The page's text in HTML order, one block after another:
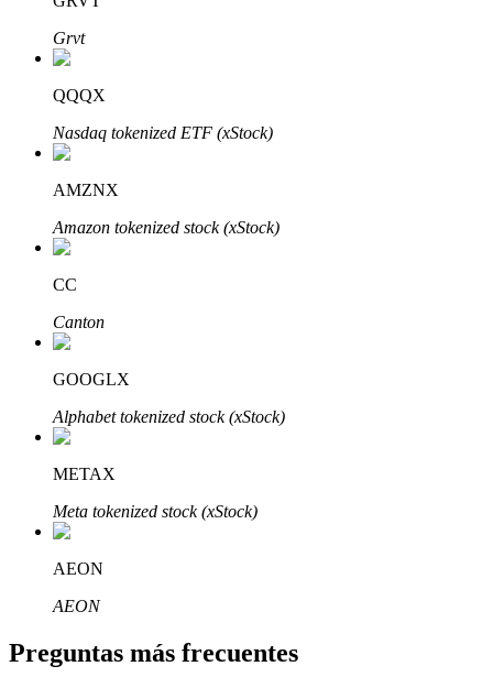
Aprender Staking
Afiliados de Bitrue
¡Hasta un 65% de comisiones!
Grvt
QQQX
Nasdaq tokenized ETF (xStock)
AMZNX
Amazon tokenized stock (xStock)
CC
Canton
GOOGLX
Alphabet tokenized stock (xStock)
METAX
Meta tokenized stock (xStock)
AEON
AEON
Preguntas más frecuentes